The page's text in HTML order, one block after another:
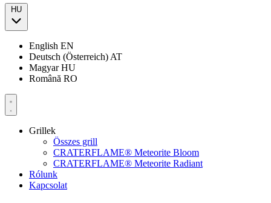
HU
English EN
Deutsch (Österreich) AT
Magyar HU
Română RO
Grillek
Összes grill
CRATERFLAME® Meteorite Bloom
CRATERFLAME® Meteorite Radiant
Rólunk
Kapcsolat